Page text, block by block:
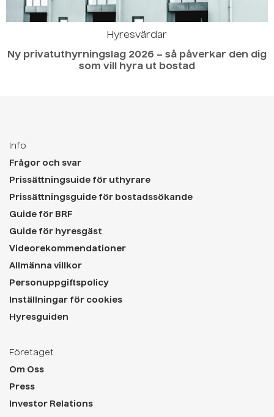
Hyresvärdar
Ny privatuthyrningslag 2026 – så påverkar den dig
som vill hyra ut bostad
Info
Frågor och svar
Prissättningsuide för uthyrare
Prissättningsguide för bostadssökande
Guide för BRF
Guide för hyresgäst
Videorekommendationer
Allmänna villkor
Personuppgiftspolicy
Inställningar för cookies
Hyresguiden
Företaget
Om Oss
Press
Investor Relations